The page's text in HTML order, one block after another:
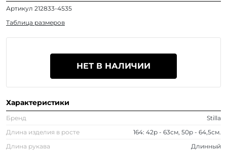
Артикул 212833-4535
Таблица размеров
НЕТ В НАЛИЧИИ
Характеристики
Бренд
Stilla
Длина изделия в росте
164: 42р - 63см, 50р - 64,5см.
Длина рукава
Длинный